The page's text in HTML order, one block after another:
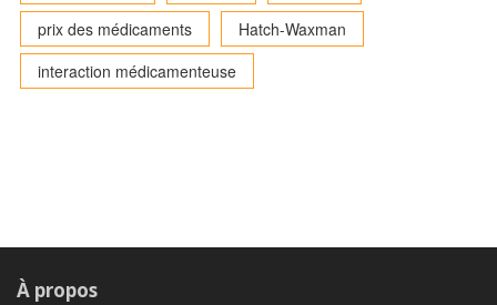
prix des médicaments
Hatch-Waxman
interaction médicamenteuse
À propos